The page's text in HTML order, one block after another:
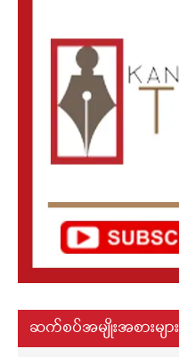
ဆက်စပ်အမျိုးအစားများ